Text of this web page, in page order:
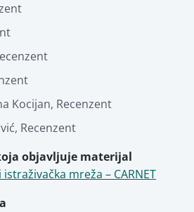
Kocijan, Recenzent
, Recenzent
objavljuje materijal
mreža – CARNET